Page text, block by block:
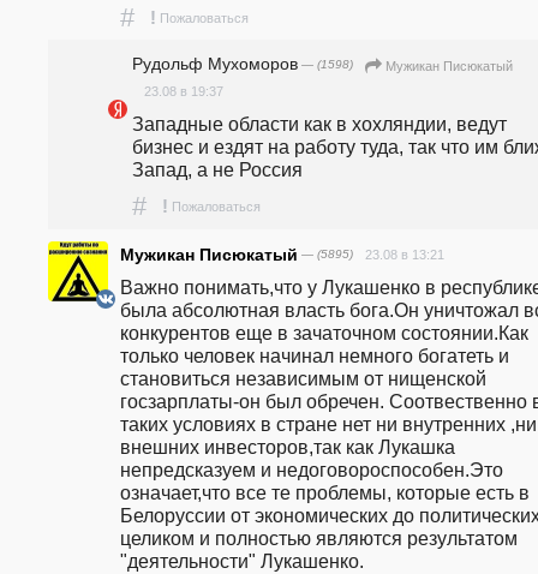
# ! Пожаловаться
Рудольф Мухоморов — (1598)
Мужикан Писюкатый
23.08 в 19:37
Западные области как в хохляндии, ведут
бизнес и ездят на работу туда, так что им
Запад, а не Россия
# ! Пожаловаться
Мужикан Писюкатый — (5895) 23.08 в 13:21
Важно понимать,что у Лукашенко в
была абсолютная власть бога.Он уничтожал
конкурентов еще в зачаточном состоянии.Как
только человек начинал немного богатеть и
становиться независимым от нищенской
госзарплаты-он был обречен. Соотвественно
таких условиях в стране нет ни внутренних ,ни
внешних инвесторов,так как Лукашка
непредсказуем и недоговороспособен.Это
означает,что все те проблемы, которые есть в
Белоруссии от экономических до
целиком и полностью являются результатом
"деятельности" Лукашенко.